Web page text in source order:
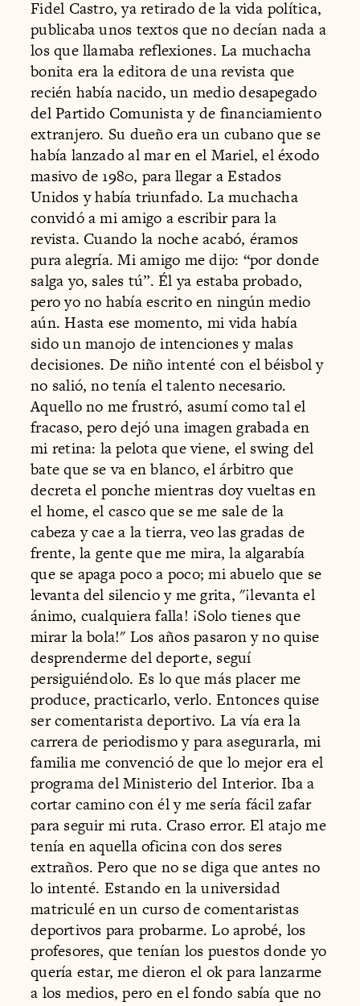
Fidel Castro, ya retirado de la vida política,
publicaba unos textos que no decían nada a
los que llamaba reflexiones. La muchacha
bonita era la editora de una revista que
recién había nacido, un medio desapegado
del Partido Comunista y de financiamiento
extranjero. Su dueño era un cubano que se
había lanzado al mar en el Mariel, el éxodo
masivo de 1980, para llegar a Estados
Unidos y había triunfado. La muchacha
convidó a mi amigo a escribir para la
revista. Cuando la noche acabó, éramos
pura alegría. Mi amigo me dijo: “por donde
salga yo, sales tú”. Él ya estaba probado,
pero yo no había escrito en ningún medio
aún. Hasta ese momento, mi vida había
sido un manojo de intenciones y malas
decisiones. De niño intenté con el béisbol y
no salió, no tenía el talento necesario.
Aquello no me frustró, asumí como tal el
fracaso, pero dejó una imagen grabada en
mi retina: la pelota que viene, el swing del
bate que se va en blanco, el árbitro que
decreta el ponche mientras doy vueltas en
el home, el casco que se me sale de la
cabeza y cae a la tierra, veo las gradas de
frente, la gente que me mira, la algarabía
que se apaga poco a poco; mi abuelo que se
levanta del silencio y me grita, "¡levanta el
ánimo, cualquiera falla! ¡Solo tienes que
mirar la bola!" Los años pasaron y no quise
desprenderme del deporte, seguí
persiguiéndolo. Es lo que más placer me
produce, practicarlo, verlo. Entonces quise
ser comentarista deportivo. La vía era la
carrera de periodismo y para asegurarla, mi
familia me convenció de que lo mejor era el
programa del Ministerio del Interior. Iba a
cortar camino con él y me sería fácil zafar
para seguir mi ruta. Craso error. El atajo me
tenía en aquella oficina con dos seres
extraños. Pero que no se diga que antes no
lo intenté. Estando en la universidad
matriculé en un curso de comentaristas
deportivos para probarme. Lo aprobé, los
profesores, que tenían los puestos donde yo
quería estar, me dieron el ok para lanzarme
a los medios, pero en el fondo sabía que no